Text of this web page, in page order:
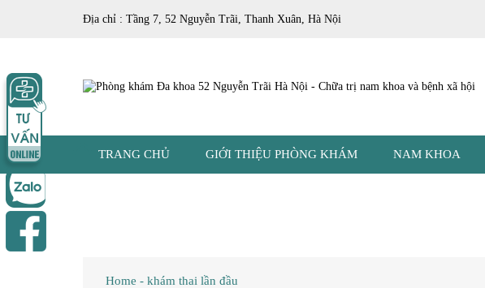
Địa chỉ : Tầng 7, 52 Nguyễn Trãi, Thanh Xuân, Hà Nội
TRANG CHỦ GIỚI THIỆU PHÒNG KHÁM NAM KHOA
Home - khám thai lần đầu